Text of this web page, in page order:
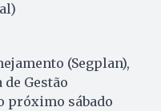
(Segplan),
Gestão
próximo sábado